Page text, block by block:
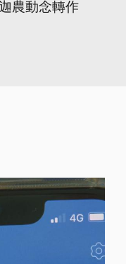
農動念轉作